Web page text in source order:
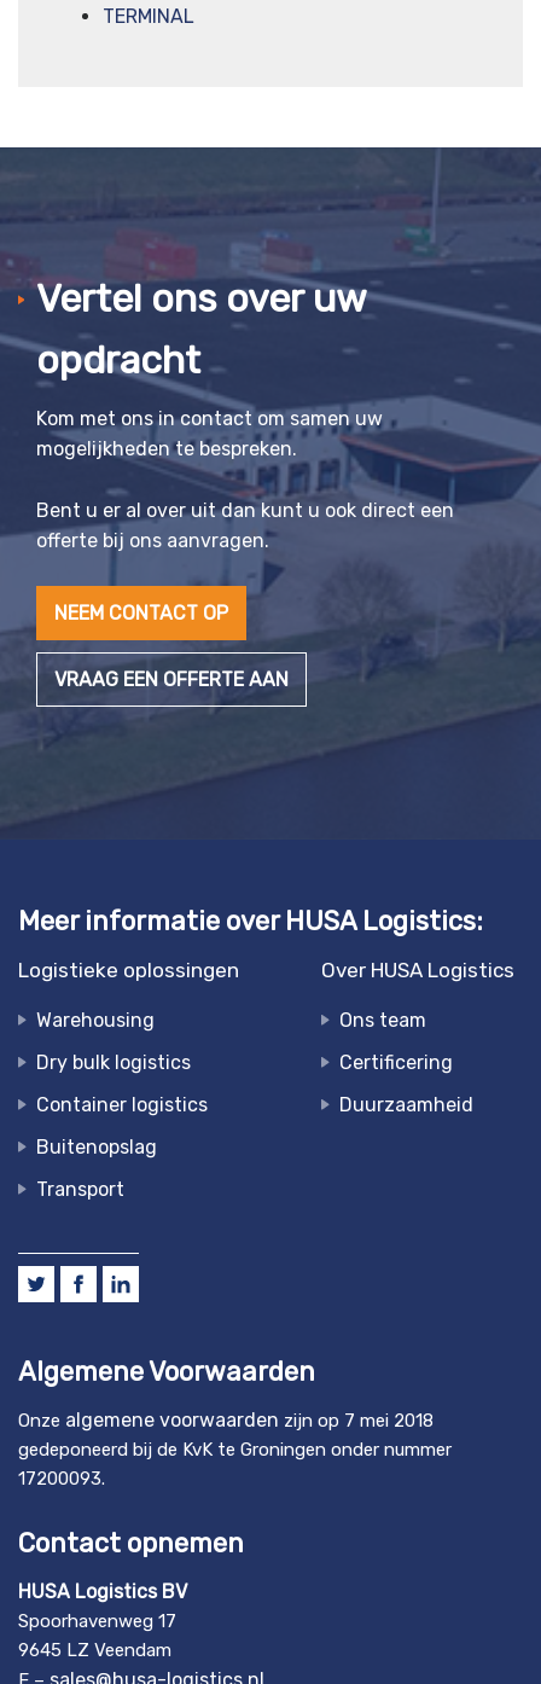
TERMINAL
Vertel ons over uw
opdracht
Kom met ons in contact om samen uw
mogelijkheden te bespreken.
Bent u er al over uit dan kunt u ook direct een
offerte bij ons aanvragen.
NEEM CONTACT OP
VRAAG EEN OFFERTE AAN
Meer informatie over HUSA Logistics:
Logistieke oplossingen
Warehousing
Dry bulk logistics
Container logistics
Buitenopslag
Transport
Over HUSA Logistics
Ons team
Certificering
Duurzaamheid
Algemene Voorwaarden
Onze algemene voorwaarden zijn op 7 mei 2018
gedeponeerd bij de KvK te Groningen onder nummer
17200093.
Contact opnemen
HUSA Logistics BV
Spoorhavenweg 17
9645 LZ Veendam